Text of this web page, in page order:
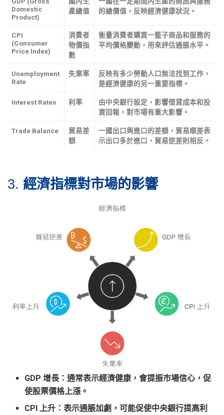
Domestic
Product)
產總值
的總價值，反映經濟健康狀況。
CPI
(Consumer
Price Index)
消費者
物價指
數
衡量消費者購買一籃子商品和服務的
平均價格變動，用來評估通脹水平。
Unemployment
Rate
失業率
反映有多少勞動人口無法找到工作，
是經濟健康的另一重要指標。
Interest Rates 利率
由中央銀行設定，影響借貸成本和投
資回報，對市場有重大影響。
Trade Balance
貿易差
額
一國出口與進口的差額，貿易順差表
示出口多於進口，貿易逆差則相反。
3. 經濟指標對市場的影響
GDP 增長 ：通常表示經濟健康，會提振市場信心，促
使股票價格上漲。
CPI 上升 ：表示通脹加劇，可能促使中央銀行提高利